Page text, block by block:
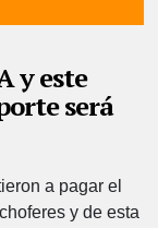
y este
será
a pagar el
y de esta